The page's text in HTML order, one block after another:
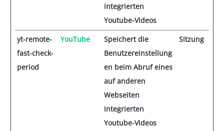
integrierten
Youtube-Videos
yt-remote-
fast-check-
period
YouTube
Speichert die
Benutzereinstellung
en beim Abruf eines
auf anderen
Webseiten
integrierten
Youtube-Videos
Sitzung